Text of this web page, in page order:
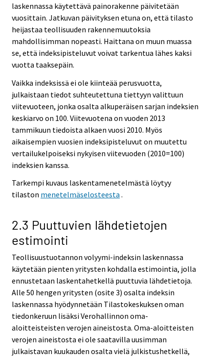
laskennassa käytettävä painorakenne päivitetään
vuosittain. Jatkuvan päivityksen etuna on, että tilasto
heijastaa teollisuuden rakennemuutoksia
mahdollisimman nopeasti. Haittana on muun muassa
se, että indeksipisteluvut voivat tarkentua lähes kaksi
vuotta taaksepäin.
Vaikka indeksissä ei ole kiinteää perusvuotta,
julkaistaan tiedot suhteutettuna tiettyyn valittuun
viitevuoteen, jonka osalta alkuperäisen sarjan indeksien
keskiarvo on 100. Viitevuotena on vuoden 2013
tammikuun tiedoista alkaen vuosi 2010. Myös
aikaisempien vuosien indeksipisteluvut on muutettu
vertailukelpoiseksi nykyisen viitevuoden (2010=100)
indeksien kanssa.
Tarkempi kuvaus laskentamenetelmästä löytyy
tilaston menetelmäselosteesta .
2.3 Puuttuvien lähdetietojen
estimointi
Teollisuustuotannon volyymi-indeksin laskennassa
käytetään pienten yritysten kohdalla estimointia, jolla
ennustetaan laskentahetkellä puuttuvia lähdetietoja.
Alle 50 hengen yritysten (osite 3) osalta indeksin
laskennassa hyödynnetään Tilastokeskuksen oman
tiedonkeruun lisäksi Verohallinnon oma-
aloitteisteisten verojen aineistosta. Oma-aloitteisten
verojen aineistosta ei ole saatavilla uusimman
julkaistavan kuukauden osalta vielä julkistushetkellä,